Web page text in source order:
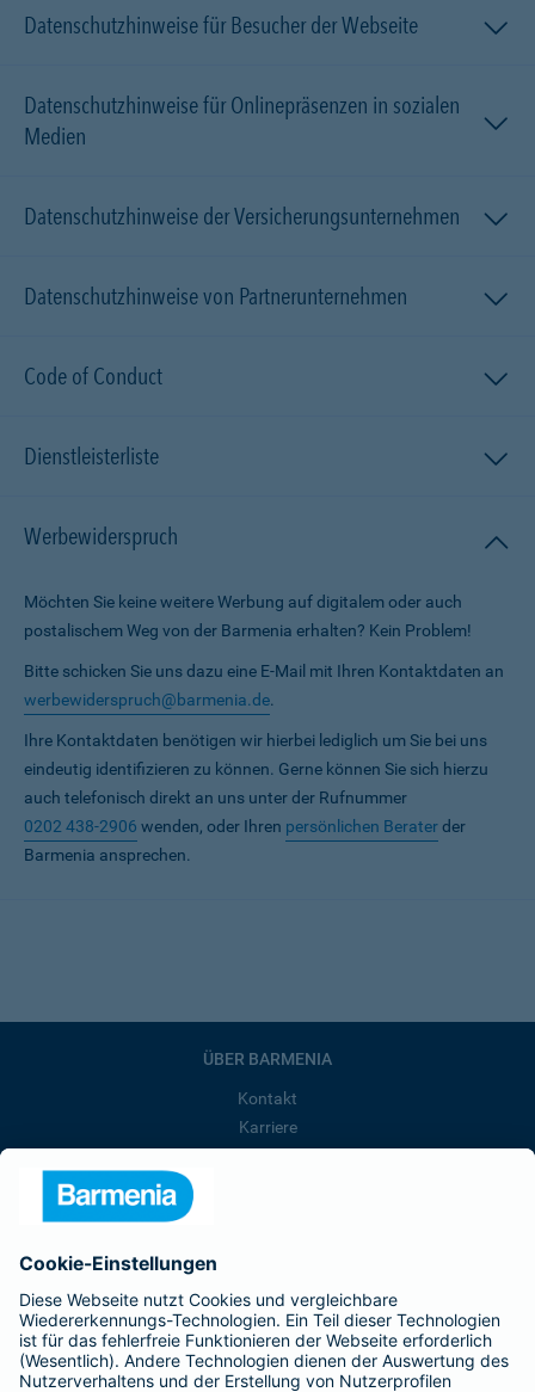
Datenschutzhinweise für Besucher der Webseite
Datenschutzhinweise für Onlinepräsenzen in sozialen
Medien
Datenschutzhinweise der Versicherungsunternehmen
Datenschutzhinweise von Partnerunternehmen
Code of Conduct
Dienstleisterliste
Werbewiderspruch
Möchten Sie keine weitere Werbung auf digitalem oder auch
postalischem Weg von der Barmenia erhalten? Kein Problem!
Bitte schicken Sie uns dazu eine E-Mail mit Ihren Kontaktdaten an
werbewiderspruch@barmenia.de.
Ihre Kontaktdaten benötigen wir hierbei lediglich um Sie bei uns
eindeutig identifizieren zu können. Gerne können Sie sich hierzu
auch telefonisch direkt an uns unter der Rufnummer
0202 438-2906 wenden, oder Ihren persönlichen Beraterder
Barmenia ansprechen.
ÜBER BARMENIA
Kontakt
Karriere
Barmenia ist Teil der BarmeniaGothaer
BELIEBTE SEITEN
Kranken-Zusatzversicherung